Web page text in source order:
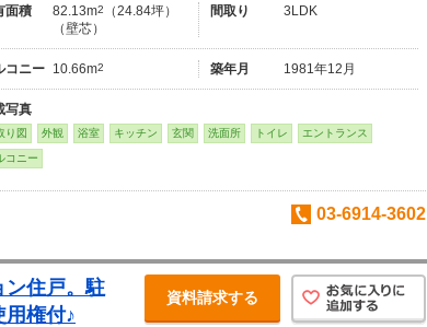
面積 82.13m2
（24.84坪）
（壁芯）
間取り 3LDK
コニー 10.66m2 築年月 1981年12月
写真
り図 外観 浴室 キッチン 玄関 洗面所 トイレ エントランス
コニー
03-6914-3602
ン住戸。駐
権付♪
資料請求する